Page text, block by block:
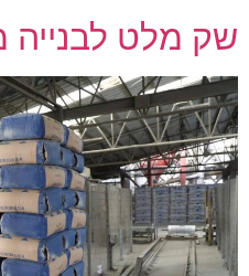
שק מלט לבנייה